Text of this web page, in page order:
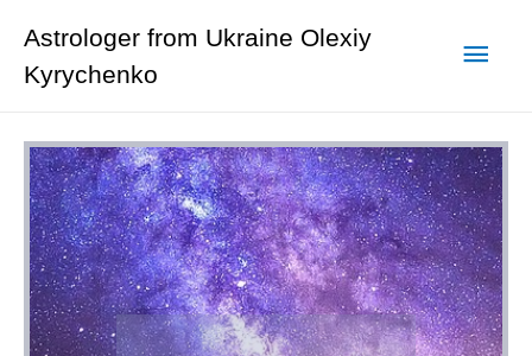
Astrologer from Ukraine Olexiy
Kyrychenko